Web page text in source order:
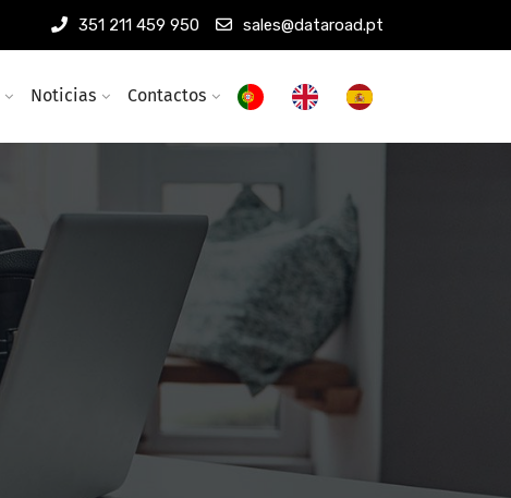
351 211 459 950 sales@dataroad.pt
Noticias Contactos